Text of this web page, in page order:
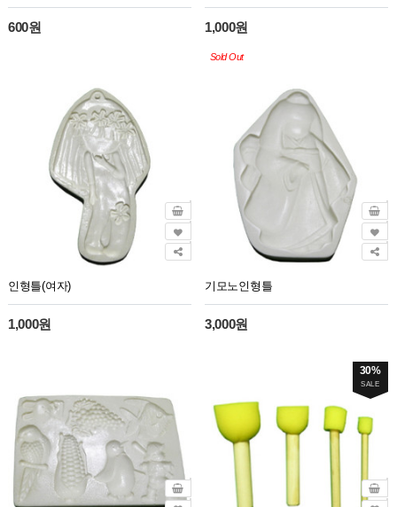
600원 1,000원
Sold Out
인형틀(여자)
1,000원
기모노인형틀
3,000원
30%
SALE